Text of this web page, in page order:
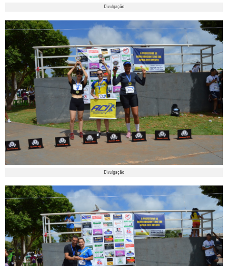
Divulgação
Divulgação